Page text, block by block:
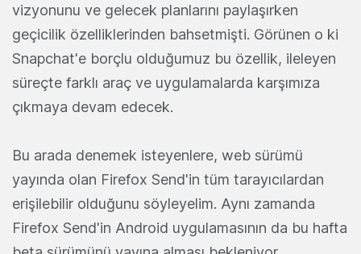
vizyonunu ve gelecek planlarını paylaşırken
geçicilik özelliklerinden bahsetmişti. Görünen o ki
Snapchat'e borçlu olduğumuz bu özellik, ileleyen
süreçte farklı araç ve uygulamalarda karşımıza
çıkmaya devam edecek.
Bu arada denemek isteyenlere, web sürümü
yayında olan Firefox Send'in tüm tarayıcılardan
erişilebilir olduğunu söyleyelim. Aynı zamanda
Firefox Send'in Android uygulamasının da bu hafta